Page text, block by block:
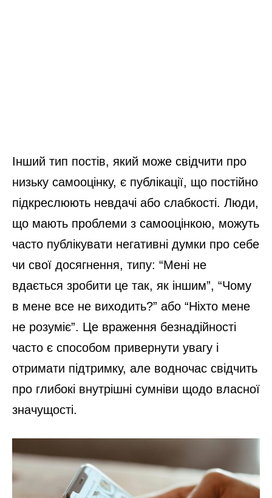
Інший тип постів, який може свідчити про
низьку самооцінку, є публікації, що постійно
підкреслюють невдачі або слабкості. Люди,
що мають проблеми з самооцінкою, можуть
часто публікувати негативні думки про себе
чи свої досягнення, типу: “Мені не
вдається зробити це так, як іншим”, “Чому
в мене все не виходить?” або “Ніхто мене
не розуміє”. Це враження безнадійності
часто є способом привернути увагу і
отримати підтримку, але водночас свідчить
про глибокі внутрішні сумніви щодо власної
значущості.